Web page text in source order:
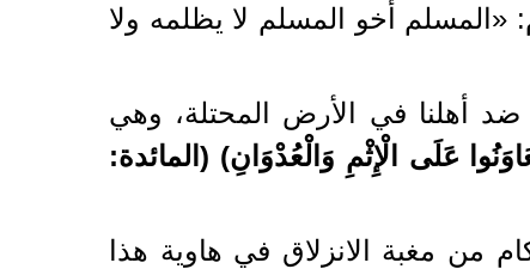
«المسلم أخو المسلم لا يظلمه ولا
ضد أهلنا في الأرض المحتلة، وهي
عَلَى الْإِثْمِ وَالْعُدْوَانِ) (المائدة:
من مغبة الانزلاق في هاوية هذا